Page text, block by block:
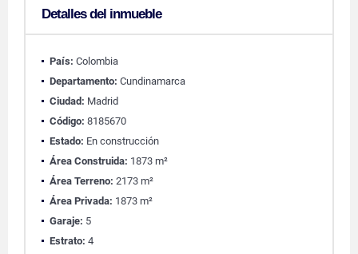
Detalles del inmueble
País: Colombia
Departamento: Cundinamarca
Ciudad: Madrid
Código: 8185670
Estado: En construcción
Área Construida: 1873 m²
Área Terreno: 2173 m²
Área Privada: 1873 m²
Garaje: 5
Estrato: 4